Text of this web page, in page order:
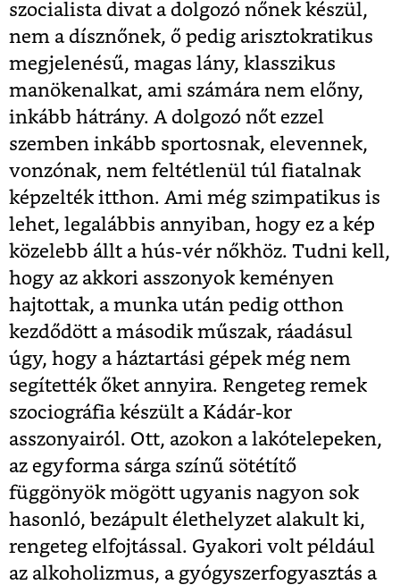
szocialista divat a dolgozó nőnek készül,
nem a dísznőnek, ő pedig arisztokratikus
megjelenésű, magas lány, klasszikus
manökenalkat, ami számára nem előny,
inkább hátrány. A dolgozó nőt ezzel
szemben inkább sportosnak, elevennek,
vonzónak, nem feltétlenül túl fiatalnak
képzelték itthon. Ami még szimpatikus is
lehet, legalábbis annyiban, hogy ez a kép
közelebb állt a hús-vér nőkhöz. Tudni kell,
hogy az akkori asszonyok keményen
hajtottak, a munka után pedig otthon
kezdődött a második műszak, ráadásul
úgy, hogy a háztartási gépek még nem
segítették őket annyira. Rengeteg remek
szociográfia készült a Kádár-kor
asszonyairól. Ott, azokon a lakótelepeken,
az egyforma sárga színű sötétítő
függönyök mögött ugyanis nagyon sok
hasonló, bezápult élethelyzet alakult ki,
rengeteg elfojtással. Gyakori volt például
az alkoholizmus, a gyógyszerfogyasztás a